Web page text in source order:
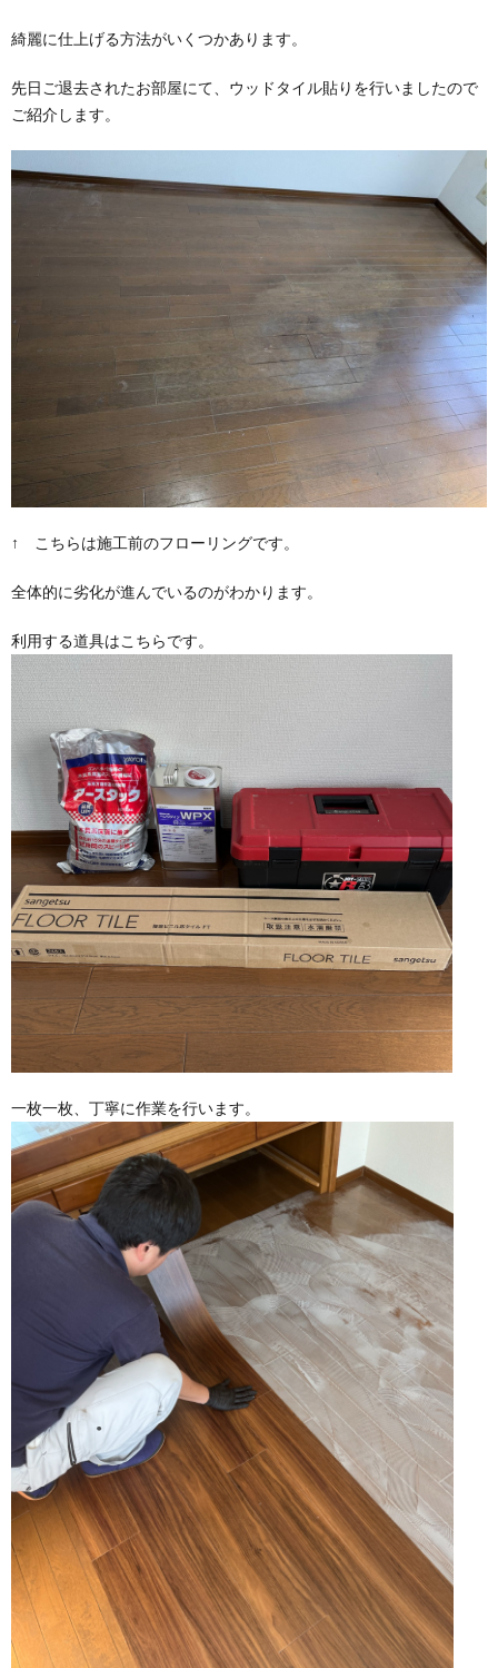
綺麗に仕上げる方法がいくつかあります。
先日ご退去されたお部屋にて、ウッドタイル貼りを行いましたので
ご紹介します。
↑ こちらは施工前のフローリングです。
全体的に劣化が進んでいるのがわかります。
利用する道具はこちらです。
一枚一枚、丁寧に作業を行います。